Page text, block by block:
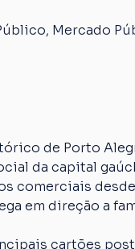
Mercado
de Porto
da capital
comerciais
em direção a
cartões